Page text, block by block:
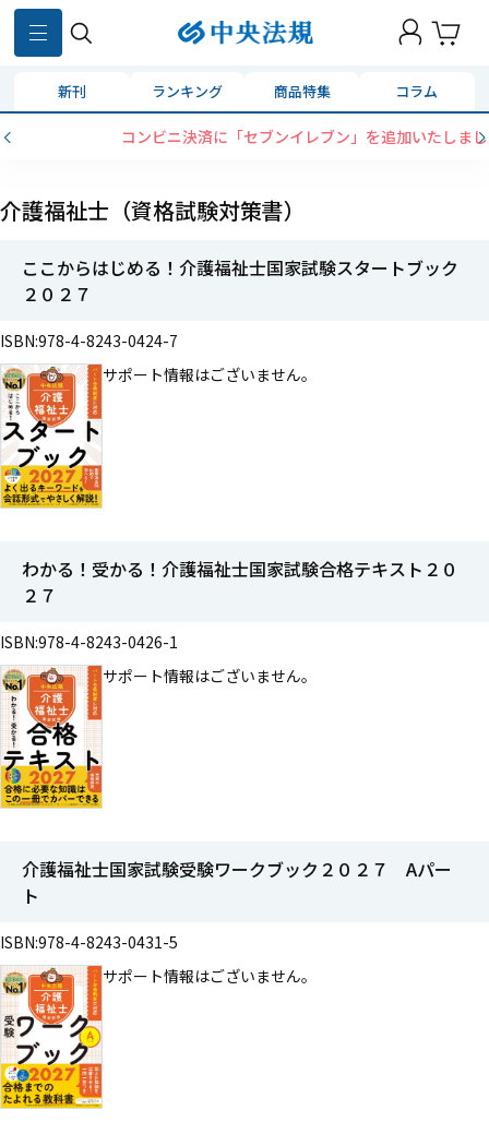
新刊 ランキング 商品特集 コラム
コンビニ決済に「セブンイレブン」を追加いたしました
介護福祉士（資格試験対策書）
ここからはじめる！介護福祉士国家試験スタートブック
２０２７
ISBN:978-4-8243-0424-7
サポート情報はございません。
わかる！受かる！介護福祉士国家試験合格テキスト２０
２７
ISBN:978-4-8243-0426-1
サポート情報はございません。
介護福祉士国家試験受験ワークブック２０２７ Aパー
ト
ISBN:978-4-8243-0431-5
サポート情報はございません。